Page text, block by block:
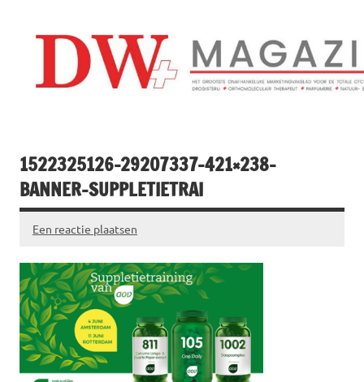
inhoud
1522325126-29207337-421×238-
BANNER-SUPPLETIETRAI
Een reactie plaatsen